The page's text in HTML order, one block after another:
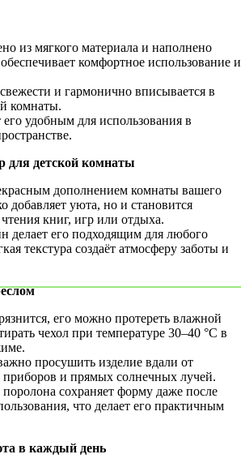
из мягкого материала и наполнено
комфортное использование и
и гармонично вписывается в
комнаты.
удобным для использования в
для детской комнаты
дополнением комнаты вашего
добавляет уюта, но и становится
книг, игр или отдыха.
делает его подходящим для любого
текстура создаёт атмосферу заботы и
его можно протереть влажной
чехол при температуре 30–40 °C в
просушить изделие вдали от
приборов и прямых солнечных лучей.
сохраняет форму даже после
что делает его практичным
в каждый день